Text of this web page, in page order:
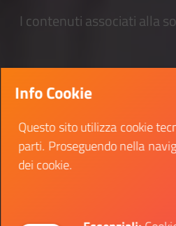
I contenuti associati alla
Info Cookie
Questo sito utilizza cookie
parti. Proseguendo nella
dei cookie.